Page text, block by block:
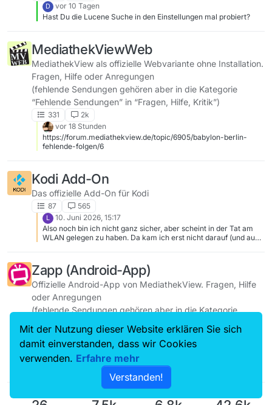
D
vor 10 Tagen
Hast Du die Lucene Suche in den Einstellungen mal probiert?
MediathekViewWeb
MediathekView als offizielle Webvariante ohne Installation.
Fragen, Hilfe oder Anregungen
(fehlende Sendungen gehören aber in die Kategorie
“Fehlende Sendungen” in “Fragen, Hilfe, Kritik”)
331
2k
vor 18 Stunden
https://forum.mediathekview.de/topic/6905/babylon-berlin-
fehlende-folgen/6
Kodi Add-On
Das offizielle Add-On für Kodi
87 565
L
10. Juni 2026, 15:17
Also noch bin ich nicht ganz sicher, aber scheint in der Tat am
WLAN gelegen zu haben. Da kam ich erst nicht darauf (und auch
sich mein alter Acer an dem 5 GHz zu verschlucken, denn mit
2,4 GHz und n geht es nun ohne Fehler. Wie gesagt, muss man
natürlich abwarten, ob es so bleibt. Außerdem hatte ich noch ein
Treiberupdate gemacht, aber der Hauptfaktor war wohl 2,4 Ghz
jetzt (und es war ja vorher mit 5 GHz auch alles gut, Livestreams
und fast alle Videos, nur diese neueren eben nicht). PS: Obwohl
nur in Kodi kamen, nicht in VLC auch nicht bei 5 GHz.
Zapp (Android-App)
Offizielle Android-App von MediathekView. Fragen, Hilfe
oder Anregungen
(fehlende Sendungen gehören aber in die Kategorie
35
126
28. März 2026, 13:07
Vielen Dank für’s Melden! In Zapp ist es jetzt auch gefixt -
einfach die App schließen und neu öffnen.
Mit der Nutzung dieser Website erklären Sie sich
damit einverstanden, dass wir Cookies
verwenden. Erfahre mehr
Verstanden!